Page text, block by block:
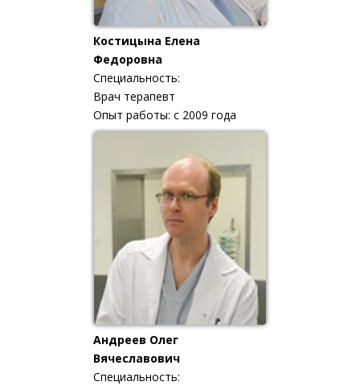
Костицына Елена
Федоровна
Специальность:
Врач терапевт
Опыт работы: с 2009 года
Андреев Олег
Вячеславович
Специальность: